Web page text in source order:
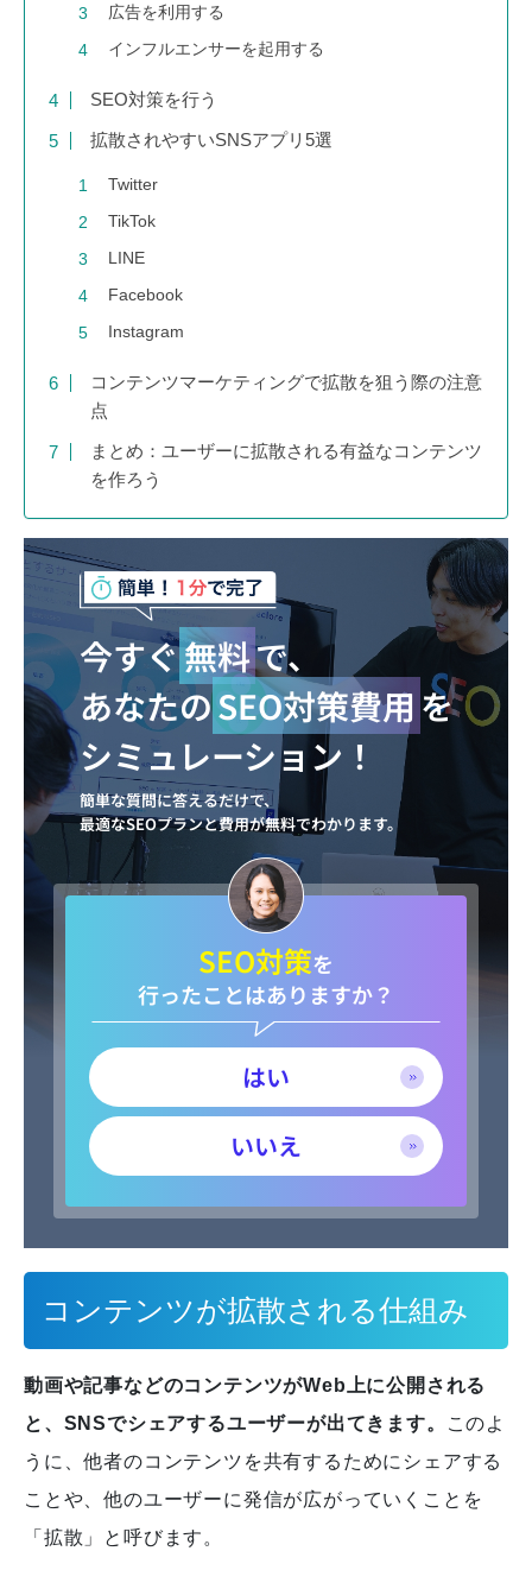
広告を利用する
インフルエンサーを起用する
SEO対策を行う
拡散されやすいSNSアプリ5選
Twitter
TikTok
LINE
Facebook
Instagram
コンテンツマーケティングで拡散を狙う際の注意
点
まとめ：ユーザーに拡散される有益なコンテンツ
を作ろう
今すぐ無料で、
あなたのSEO対策費用 を
シミュレーション！
簡単な質問に答えるだけで、
最適なSEOプランと費用が無料でわかります。
SEO対策を
行ったことはありますか？
はい
いいえ
コンテンツが拡散される仕組み
動画や記事などのコンテンツがWeb上に公開される
と、SNSでシェアするユーザーが出てきます。
このよ
うに、他者のコンテンツを共有するためにシェアする
ことや、他のユーザーに発信が広がっていくことを
「拡散」と呼びます。